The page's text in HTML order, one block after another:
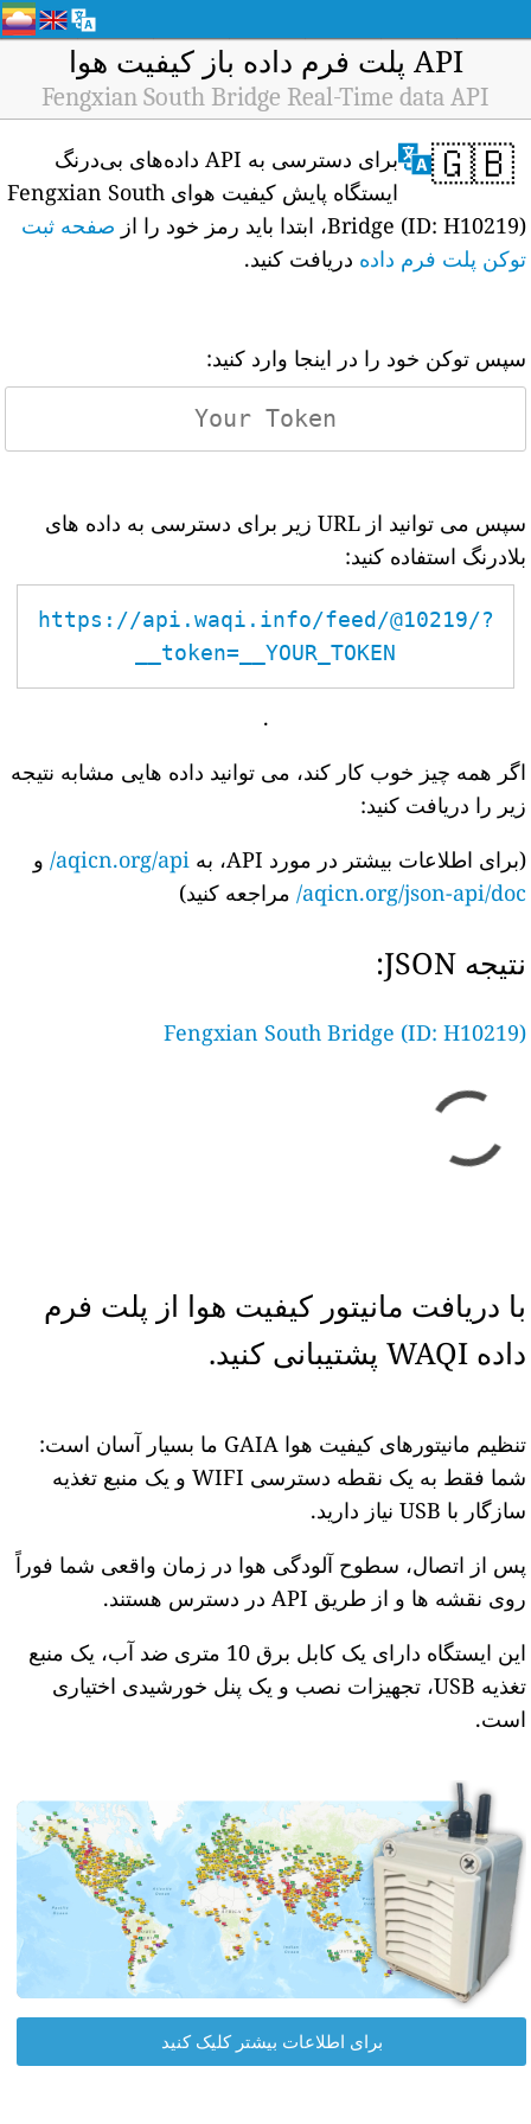
API پلت فرم داده باز کیفیت هوا
Fengxian South Bridge Real-Time data API
🇬🇧
برای دسترسی به API داده‌های بی‌درنگ
ایستگاه پایش کیفیت هوای Fengxian South
Bridge (ID: H10219)، ابتدا باید رمز خود را از
صفحه ثبت
توکن پلت فرم داده دریافت کنید.
سپس توکن خود را در اینجا وارد کنید:
سپس می توانید از URL زیر برای دسترسی به داده های
بلادرنگ استفاده کنید:
https://api.waqi.info/feed/@10219/?
token=__YOUR_TOKEN__
.
اگر همه چیز خوب کار کند، می توانید داده هایی مشابه نتیجه
زیر را دریافت کنید:
(برای اطلاعات بیشتر در مورد API، به
aqicn.org/api/ و
aqicn.org/json-api/doc/ مراجعه کنید)
نتیجه JSON:
Fengxian South Bridge (ID: H10219)
با دریافت مانیتور کیفیت هوا از پلت فرم
داده WAQI پشتیبانی کنید.
تنظیم مانیتورهای کیفیت هوا GAIA ما بسیار آسان است:
شما فقط به یک نقطه دسترسی WIFI و یک منبع تغذیه
سازگار با USB نیاز دارید.
پس از اتصال، سطوح آلودگی هوا در زمان واقعی شما فوراً
روی نقشه ها و از طریق API در دسترس هستند.
این ایستگاه دارای یک کابل برق 10 متری ضد آب، یک منبع
تغذیه USB، تجهیزات نصب و یک پنل خورشیدی اختیاری
است.
برای اطلاعات بیشتر کلیک کنید